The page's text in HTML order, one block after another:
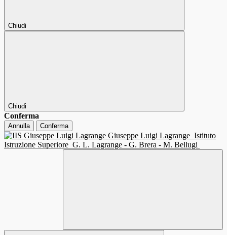
Chiudi
Chiudi
Conferma
Annulla Conferma
Giuseppe Luigi Lagrange Istituto
Istruzione Superiore G. L. Lagrange - G. Brera - M. Bellugi